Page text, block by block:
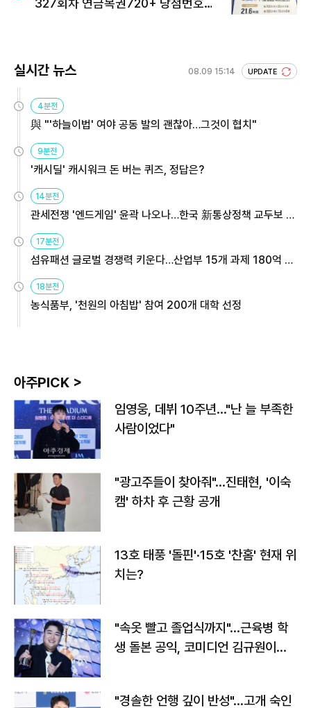
327회차 연금복권720+ 당첨번호조
실시간 뉴스 08.09 15:14 UPDATE
4분전
與 "'하늘이법' 여야 공동 발의 괜찮아…그것이 협치"
9분전
'캐시딜' 캐시워크 돈 버는 퀴즈, 정답은?
14분전
관세전쟁 '엔드게임' 윤곽 나오나…한국 新통상정책 교두보 활
용해야
17분전
섬유패션 글로벌 경쟁력 키운다…산업부 15개 과제 180억 지
원
18분전
농식품부, '천원의 아침밥' 참여 200개 대학 선정
아주PICK >
임영웅, 데뷔 10주년…"난 늘 부족한
사람이었다"
"광고주들이 찾아줘"…진태현, '이숙
캠' 하차 후 근황 공개
13호 태풍 '돌핀'·15호 '찬홈' 현재 위
치는?
"속옷 빨고 졸업식까지"…근육병 학
생 돌본 공익, 코미디언 김규원이었
"경솔한 언행 깊이 반성"…고개 숙인